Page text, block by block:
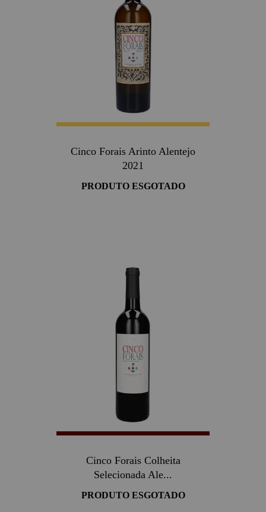
Cinco Forais Arinto Alentejo
2021
PRODUTO ESGOTADO
Cinco Forais Colheita
Selecionada Ale...
PRODUTO ESGOTADO